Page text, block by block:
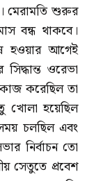
মেরামতি শুরুর
বন্ধ থাকবে।
হওয়ার আগেই
ওরেভা
করেছিল তা
খোলা হয়েছিল
চলছিল এবং
নির্বাচন তো
সেতুতে প্রবেশ